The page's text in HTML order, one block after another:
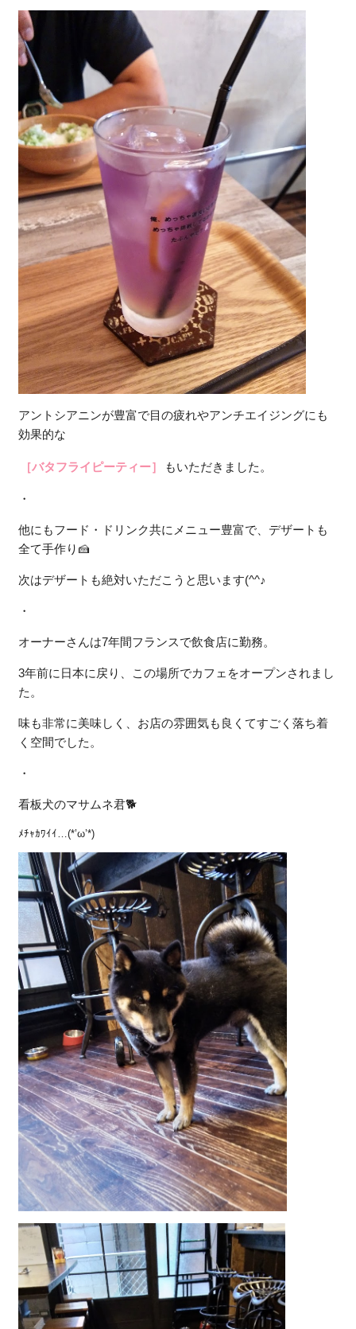
アントシアニンが豊富で目の疲れやアンチエイジングにも
効果的な
［バタフライピーティー］ もいただきました。
・
他にもフード・ドリンク共にメニュー豊富で、デザートも
全て手作り🍰
次はデザートも絶対いただこうと思います(^^♪
・
オーナーさんは7年間フランスで飲食店に勤務。
3年前に日本に戻り、この場所でカフェをオープンされまし
た。
味も非常に美味しく、お店の雰囲気も良くてすごく落ち着
く空間でした。
・
看板犬のマサムネ君🐕
ﾒﾁｬｶﾜｲｲ…(*’ω’*)